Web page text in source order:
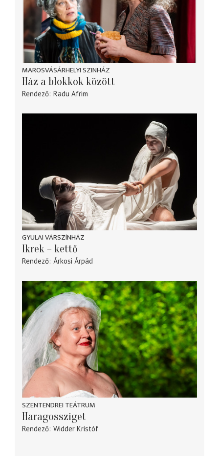
MAROSVÁSÁRHELYI SZINHÁZ
Ház a blokkok között
Rendező Radu Afrim
GYULAI VÁRSZÍNHÁZ
Ikrek – kettő
Rendező Árkosi Árpád
SZENTENDREI TEÁTRUM
Haragossziget
Rendező Widder Kristóf